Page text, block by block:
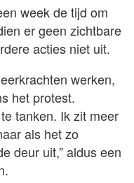
week de tijd om
er geen zichtbare
acties niet uit.
werken,
het protest.
tanken. Ik zit meer
als het zo
deur uit,” aldus een